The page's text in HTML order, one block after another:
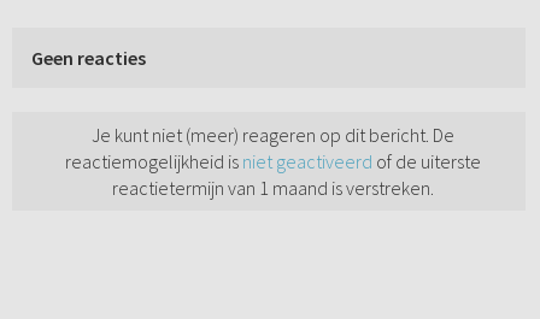
Geen reacties
Je kunt niet (meer) reageren op dit bericht. De
reactiemogelijkheid is niet geactiveerd of de uiterste
reactietermijn van 1 maand is verstreken.